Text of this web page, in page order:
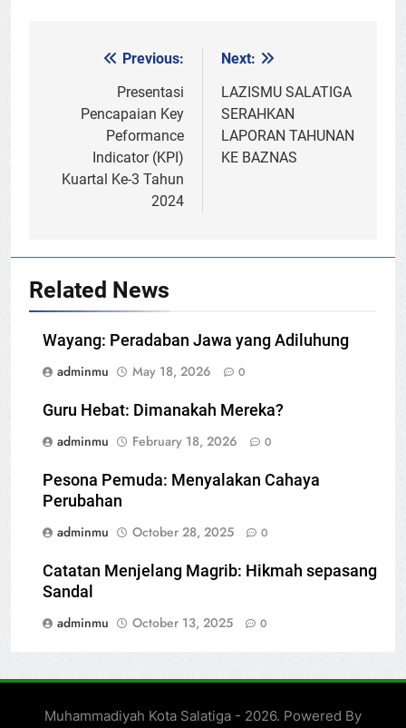
navigation
Previous:
Presentasi
Pencapaian Key
Peformance
Indicator (KPI)
Kuartal Ke-3 Tahun
2024
Next:
LAZISMU SALATIGA
SERAHKAN
LAPORAN TAHUNAN
KE BAZNAS
Related News
Wayang: Peradaban Jawa yang Adiluhung
adminmu
May 18, 2026 0
Guru Hebat: Dimanakah Mereka?
adminmu
February 18, 2026 0
Pesona Pemuda: Menyalakan Cahaya
Perubahan
adminmu
October 28, 2025 0
Catatan Menjelang Magrib: Hikmah sepasang
Sandal
adminmu
October 13, 2025 0
Muhammadiyah Kota Salatiga - 2026. Powered By